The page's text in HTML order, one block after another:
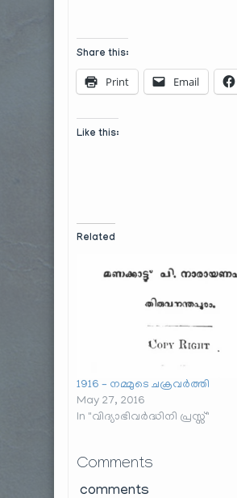
Share this:
Print Email
Like this:
Related
1916 – നമ്മുടെ ചക്രവർത്തി
May 27, 2016
In "വിദ്യാഭിവർദ്ധിനി പ്രസ്സ്"
Comments
comments